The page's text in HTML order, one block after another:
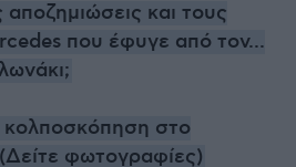
αποζημιώσεις και τους
που έφυγε από τον...
στο
φωτογραφίες)